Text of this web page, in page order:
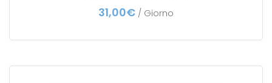
31,00€ / Giorno